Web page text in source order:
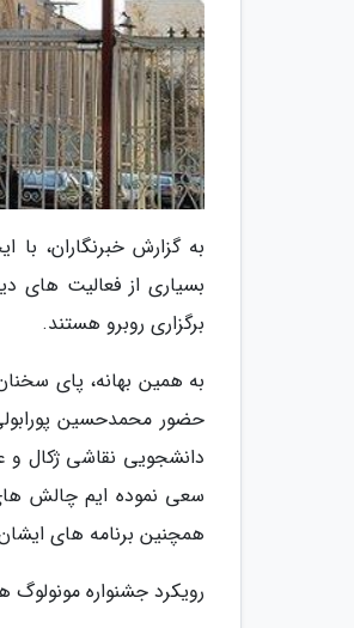
بسیاری از فعالیت های
برگزاری روبرو هستند.
به همین بهانه، پای
حضور محمدحسین
دانشجویی نقاشی ژکال و
سعی نموده ایم چالش
همچنین برنامه های ایشان
رویکرد جشنواره مونولوگ